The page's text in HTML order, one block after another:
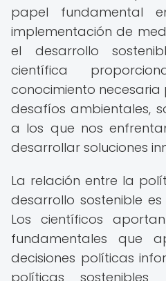
papel fundamental
implementación de
el desarrollo
científica
conocimiento
desafíos ambientales,
a los que nos
desarrollar soluciones
La relación entre la
desarrollo sostenible
Los científicos
fundamentales que
decisiones políticas
políticas